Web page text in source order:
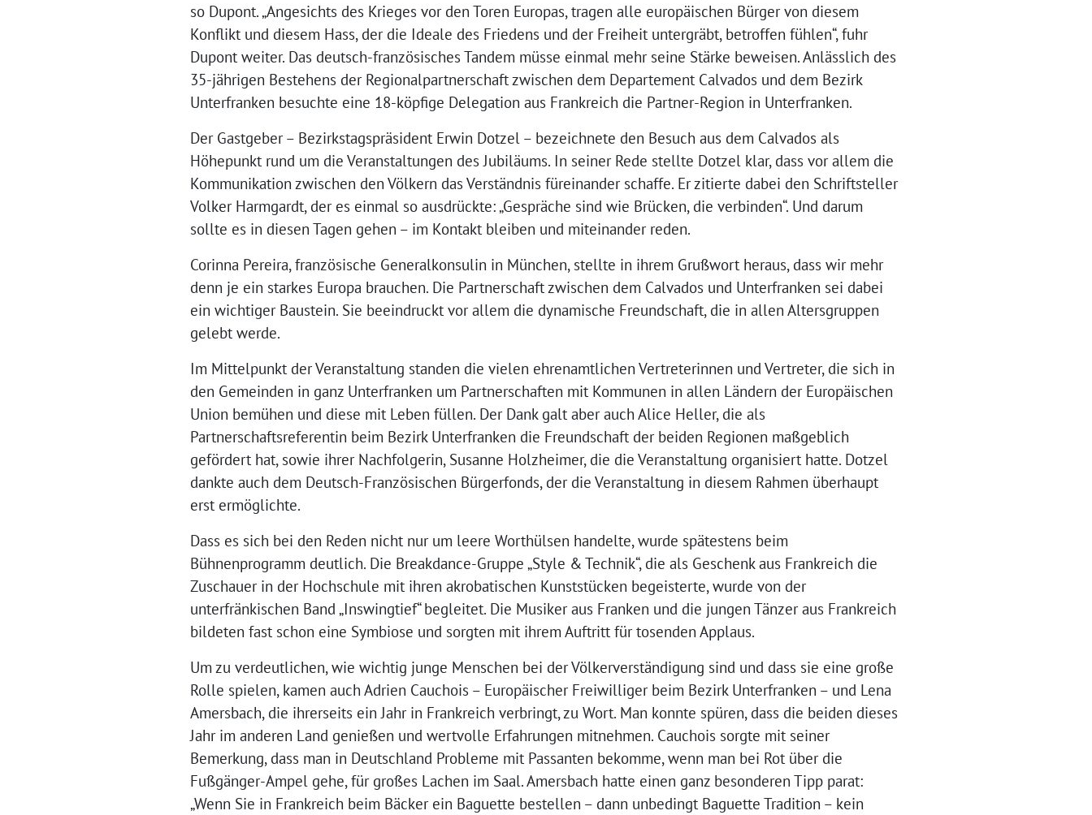
so Dupont. „Angesichts des Krieges vor den Toren Europas, tragen alle europäischen Bürger von diesem
Konflikt und diesem Hass, der die Ideale des Friedens und der Freiheit untergräbt, betroffen fühlen“, fuhr
Dupont weiter. Das deutsch-französisches Tandem müsse einmal mehr seine Stärke beweisen. Anlässlich des
35-jährigen Bestehens der Regionalpartnerschaft zwischen dem Departement Calvados und dem Bezirk
Unterfranken besuchte eine 18-köpfige Delegation aus Frankreich die Partner-Region in Unterfranken.
Der Gastgeber – Bezirkstagspräsident Erwin Dotzel – bezeichnete den Besuch aus dem Calvados als
Höhepunkt rund um die Veranstaltungen des Jubiläums. In seiner Rede stellte Dotzel klar, dass vor allem die
Kommunikation zwischen den Völkern das Verständnis füreinander schaffe. Er zitierte dabei den Schriftsteller
Volker Harmgardt, der es einmal so ausdrückte: „Gespräche sind wie Brücken, die verbinden“. Und darum
sollte es in diesen Tagen gehen – im Kontakt bleiben und miteinander reden.
Corinna Pereira, französische Generalkonsulin in München, stellte in ihrem Grußwort heraus, dass wir mehr
denn je ein starkes Europa brauchen. Die Partnerschaft zwischen dem Calvados und Unterfranken sei dabei
ein wichtiger Baustein. Sie beeindruckt vor allem die dynamische Freundschaft, die in allen Altersgruppen
gelebt werde.
Im Mittelpunkt der Veranstaltung standen die vielen ehrenamtlichen Vertreterinnen und Vertreter, die sich in
den Gemeinden in ganz Unterfranken um Partnerschaften mit Kommunen in allen Ländern der Europäischen
Union bemühen und diese mit Leben füllen. Der Dank galt aber auch Alice Heller, die als
Partnerschaftsreferentin beim Bezirk Unterfranken die Freundschaft der beiden Regionen maßgeblich
gefördert hat, sowie ihrer Nachfolgerin, Susanne Holzheimer, die die Veranstaltung organisiert hatte. Dotzel
dankte auch dem Deutsch-Französischen Bürgerfonds, der die Veranstaltung in diesem Rahmen überhaupt
erst ermöglichte.
Dass es sich bei den Reden nicht nur um leere Worthülsen handelte, wurde spätestens beim
Bühnenprogramm deutlich. Die Breakdance-Gruppe „Style & Technik“, die als Geschenk aus Frankreich die
Zuschauer in der Hochschule mit ihren akrobatischen Kunststücken begeisterte, wurde von der
unterfränkischen Band „Inswingtief“ begleitet. Die Musiker aus Franken und die jungen Tänzer aus Frankreich
bildeten fast schon eine Symbiose und sorgten mit ihrem Auftritt für tosenden Applaus.
Um zu verdeutlichen, wie wichtig junge Menschen bei der Völkerverständigung sind und dass sie eine große
Rolle spielen, kamen auch Adrien Cauchois – Europäischer Freiwilliger beim Bezirk Unterfranken – und Lena
Amersbach, die ihrerseits ein Jahr in Frankreich verbringt, zu Wort. Man konnte spüren, dass die beiden dieses
Jahr im anderen Land genießen und wertvolle Erfahrungen mitnehmen. Cauchois sorgte mit seiner
Bemerkung, dass man in Deutschland Probleme mit Passanten bekomme, wenn man bei Rot über die
Fußgänger-Ampel gehe, für großes Lachen im Saal. Amersbach hatte einen ganz besonderen Tipp parat:
„Wenn Sie in Frankreich beim Bäcker ein Baguette bestellen – dann unbedingt Baguette Tradition – kein